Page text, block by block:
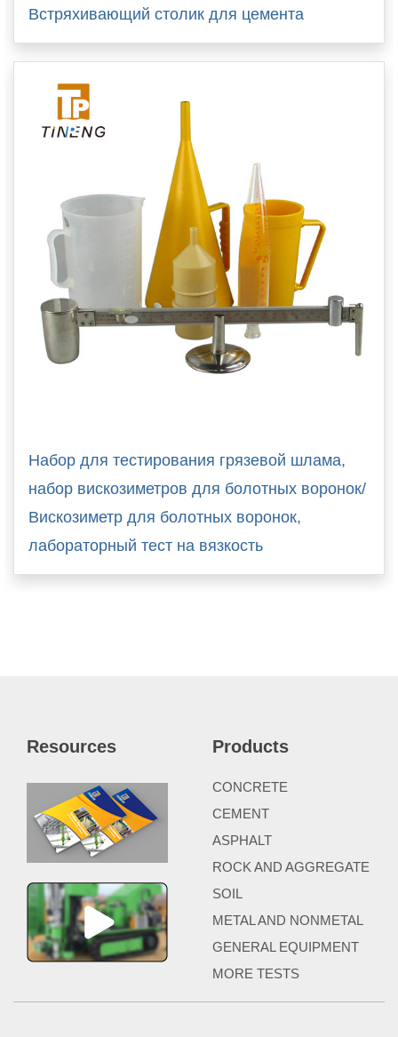
Встряхивающий столик для цемента
Набор для тестирования грязевой шлама,
набор вискозиметров для болотных воронок/
Вискозиметр для болотных воронок,
лабораторный тест на вязкость
Resources Products
CONCRETE
CEMENT
ASPHALT
ROCK AND AGGREGATE
SOIL
METAL AND NONMETAL
GENERAL EQUIPMENT
MORE TESTS